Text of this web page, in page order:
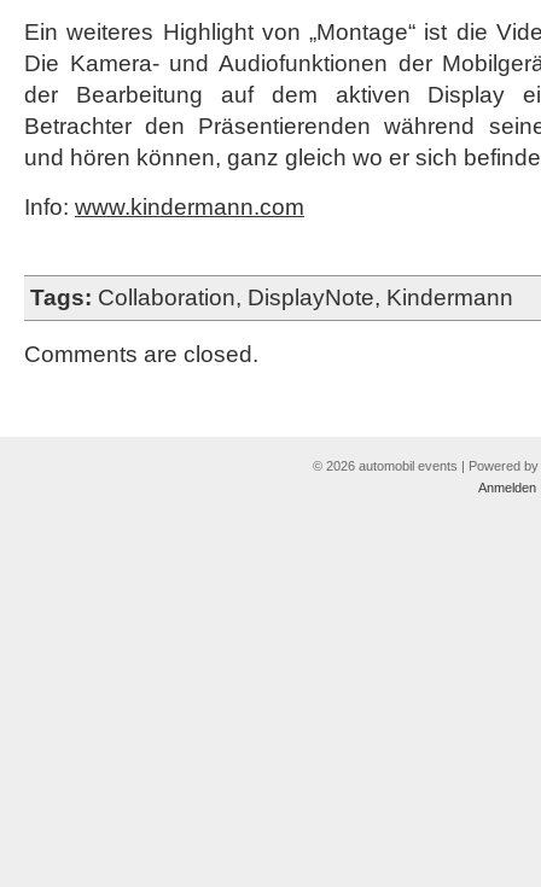
Ein weiteres Highlight von „Montage“ ist die
Die Kamera- und Audiofunktionen der
der Bearbeitung auf dem aktiven Display
Betrachter den Präsentierenden während
und hören können, ganz gleich wo er sich
Info: www.kindermann.com
Tags: Collaboration, DisplayNote, Kindermann
Comments are closed.
© 2026 automobil events | Powered by
Anmelden|